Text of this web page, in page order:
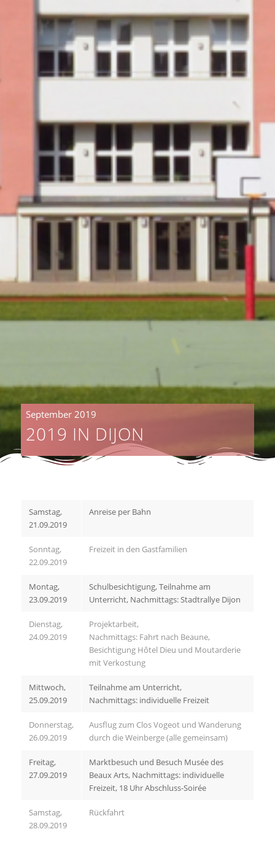
September 2019
2019 IN DIJON
Samstag,
21.09.2019
Anreise per Bahn
Sonntag,
22.09.2019
Freizeit in den Gastfamilien
Montag,
23.09.2019
Schulbesichtigung, Teilnahme am
Unterricht, Nachmittags: Stadtrallye Dijon
Dienstag,
24.09.2019
Projektarbeit,
Nachmittags: Fahrt nach Beaune,
Besichtigung Hôtel Dieu und Moutarderie
mit Verkostung
Mittwoch,
25.09.2019
Teilnahme am Unterricht,
Nachmittags: individuelle Freizeit
Donnerstag,
26.09.2019
Ausflug zum Clos Vogeot und Wanderung
durch die Weinberge (alle gemeinsam)
Freitag,
27.09.2019
Marktbesuch und Besuch Musée des
Beaux Arts, Nachmittags: individuelle
Freizeit, 18 Uhr Abschluss-Soirée
Samstag,
28.09.2019
Rückfahrt